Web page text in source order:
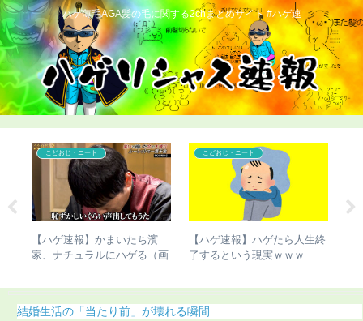
ハゲ薄毛AGA髪の毛に関する2chまとめサイト #ハゲ速
こどおじ・ニート
【ハゲ速報】かまいたち濱
家、ナチュラルにハゲる（画
こどおじ・ニート
【ハゲ速報】ハゲたら人生終
了するという現実ｗｗｗ
結婚生活の「当たり前」が壊れる瞬間